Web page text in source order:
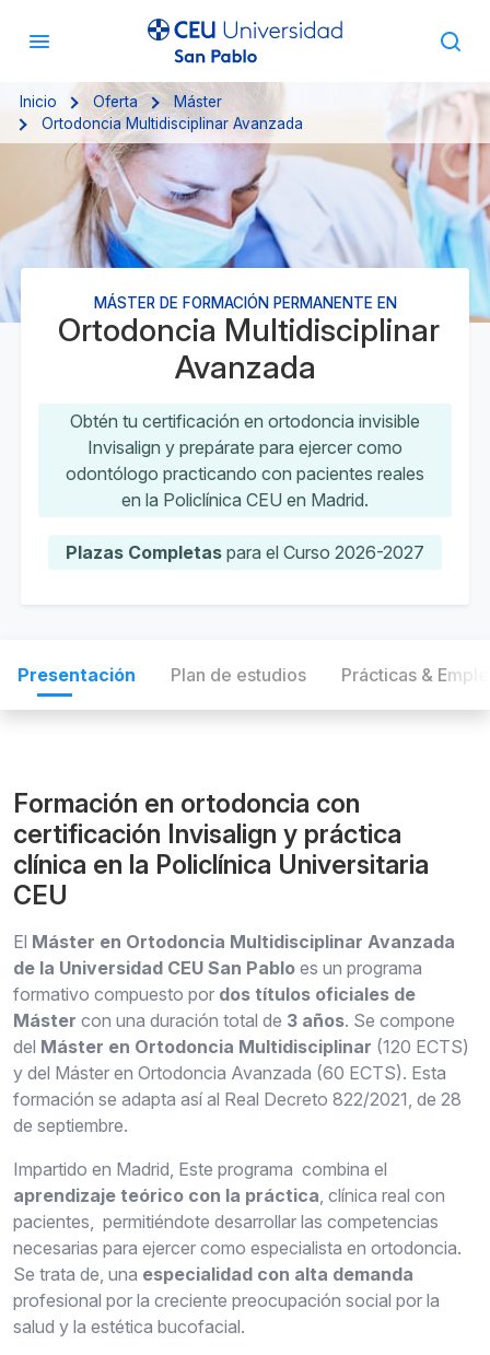
Inicio Oferta
Máster
Ortodoncia Multidisciplinar Avanzada
MÁSTER DE FORMACIÓN PERMANENTE EN
Ortodoncia Multidisciplinar
Avanzada
Obtén tu certificación en ortodoncia invisible
Invisalign y prepárate para ejercer como
odontólogo practicando con pacientes reales
en la Policlínica CEU en Madrid.
Plazas Completas para el Curso 2026-2027
Presentación Plan de estudios Prácticas &
Formación en ortodoncia con
certificación Invisalign y práctica
clínica en la Policlínica Universitaria
CEU
El Máster en Ortodoncia Multidisciplinar Avanzada
de la Universidad CEU San Pablo es un programa
formativo compuesto por dos títulos oficiales de
Máster con una duración total de 3 años. Se compone
del Máster en Ortodoncia Multidisciplinar (120 ECTS)
y del Máster en Ortodoncia Avanzada (60 ECTS). Esta
formación se adapta así al Real Decreto 822/2021, de 28
de septiembre.
Impartido en Madrid, Este programa combina el
aprendizaje teórico con la práctica, clínica real con
pacientes, permitiéndote desarrollar las competencias
necesarias para ejercer como especialista en ortodoncia.
Se trata de, una especialidad con alta demanda
profesional por la creciente preocupación social por la
salud y la estética bucofacial.